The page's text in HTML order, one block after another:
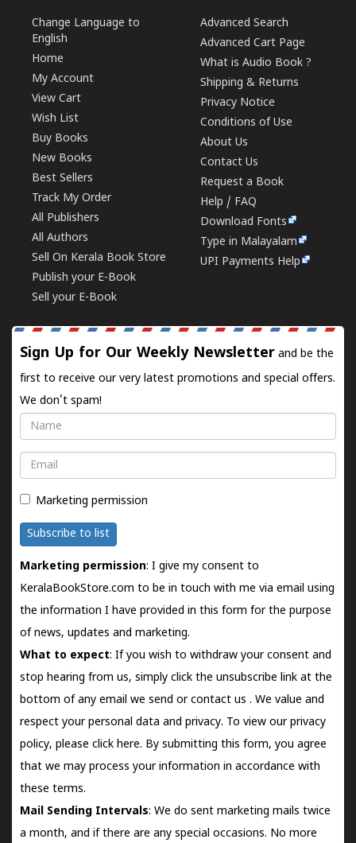
Change Language to
English
Home
My Account
View Cart
Wish List
Buy Books
New Books
Best Sellers
Track My Order
All Publishers
All Authors
Sell On Kerala Book Store
Publish your E-Book
Sell your E-Book
Advanced Search
Advanced Cart Page
What is Audio Book ?
Shipping & Returns
Privacy Notice
Conditions of Use
About Us
Contact Us
Request a Book
Help / FAQ
Download Fonts
Type in Malayalam
UPI Payments Help
Sign Up for Our Weekly Newsletter and be the
first to receive our very latest promotions and special offers.
We don't spam!
Name
Email
Marketing permission
Subscribe to list
Marketing permission: I give my consent to
KeralaBookStore.com to be in touch with me via email using
the information I have provided in this form for the purpose
of news, updates and marketing.
What to expect: If you wish to withdraw your consent and
stop hearing from us, simply click the unsubscribe link at the
bottom of any email we send orcontact us . We value and
respect your personal data and privacy. To view our privacy
policy, please click here. By submitting this form, you agree
that we may process your information in accordance with
these terms.
Mail Sending Intervals: We do sent marketing mails twice
a month, and if there are any special occasions. No more